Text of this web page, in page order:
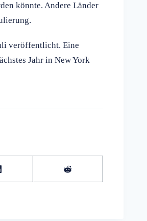
könnte. Andere Länder
veröffentlicht. Eine
Jahr in New York